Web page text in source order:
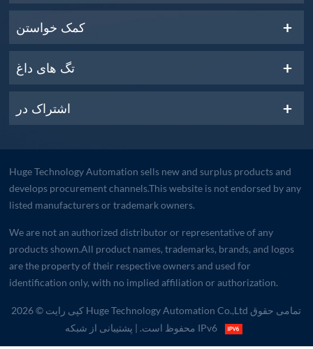
کمک خواستن
تگ های داغ
اشتراک در
Huge Technology Automation sells new and surplus products and
develops procurement channels.This website is not endorsed by any
listed manufacturers or trademark owners.
We are not an authorized distributor or representative of any
products shown.All product names, trademarks, brands, and logos
are the property of their respective owners and used for
identification only, with no implied affiliation or authorization.
کپی رایت © 2026 Huge Technology Automation Co.,Ltd تمامی حقوق
محفوظ است. | پشتیبانی از شبکه IPv6